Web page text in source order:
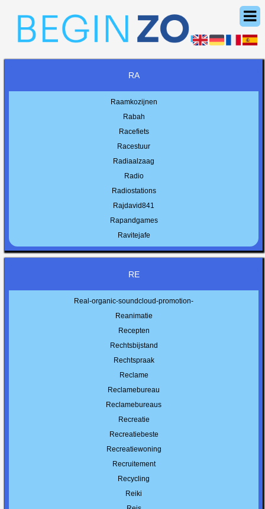
RA
Raamkozijnen
Rabah
Racefiets
Racestuur
Radiaalzaag
Radio
Radiostations
Rajdavid841
Rapandgames
Ravitejafe
RE
Real-organic-soundcloud-promotion-
Reanimatie
Recepten
Rechtsbijstand
Rechtspraak
Reclame
Reclamebureau
Reclamebureaus
Recreatie
Recreatiebeste
Recreatiewoning
Recruitement
Recycling
Reiki